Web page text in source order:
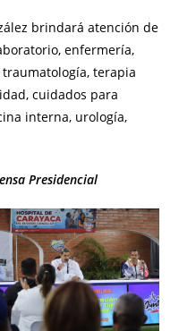
brindará atención de
enfermería,
terapia
cuidados para
interna, urología,
Presidencial